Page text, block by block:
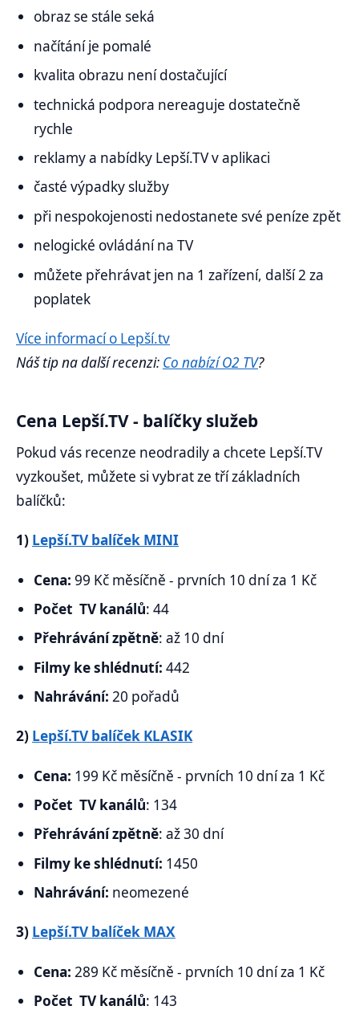
obraz se stále seká
načítání je pomalé
kvalita obrazu není dostačující
technická podpora nereaguje dostatečně
rychle
reklamy a nabídky Lepší.TV v aplikaci
časté výpadky služby
při nespokojenosti nedostanete své peníze zpět
nelogické ovládání na TV
můžete přehrávat jen na 1 zařízení, další 2 za
poplatek
Více informací o Lepší.tv
Náš tip na další recenzi: Co nabízí O2 TV?
Cena Lepší.TV - balíčky služeb
Pokud vás recenze neodradily a chcete Lepší.TV
vyzkoušet, můžete si vybrat ze tří základních
balíčků:
1) Lepší.TV balíček MINI
Cena: 99 Kč měsíčně - prvních 10 dní za 1 Kč
Počet TV kanálů: 44
Přehrávání zpětně: až 10 dní
Filmy ke shlédnutí:442
Nahrávání:20 pořadů
2) Lepší.TV balíček KLASIK
Cena: 199 Kč měsíčně - prvních 10 dní za 1 Kč
Počet TV kanálů: 134
Přehrávání zpětně: až 30 dní
Filmy ke shlédnutí: 1450
Nahrávání: neomezené
3) Lepší.TV balíček MAX
Cena: 289 Kč měsíčně - prvních 10 dní za 1 Kč
Počet TV kanálů: 143